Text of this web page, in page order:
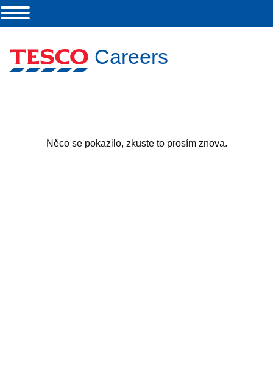
Careers
Něco se pokazilo, zkuste to prosím znova.